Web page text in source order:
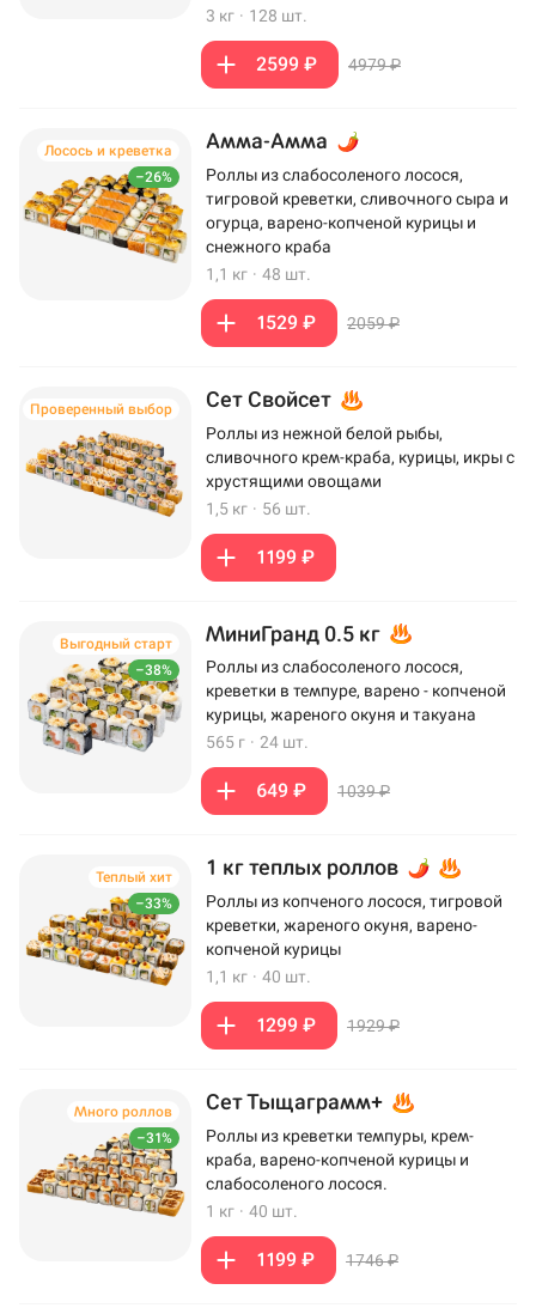
3 кг · 128 шт.
2599 ₽ 4979 ₽
–26%
Лосось и креветка Амма-Амма
Роллы из слабосоленого лосося,
тигровой креветки, сливочного сыра и
огурца, варено-копченой курицы и
снежного краба
1,1 кг · 48 шт.
1529 ₽ 2059 ₽
Проверенный выбор Сет Свойсет
Роллы из нежной белой рыбы,
сливочного крем-краба, курицы, икры с
хрустящими овощами
1,5 кг · 56 шт.
1199 ₽
–38%
Выгодный старт МиниГранд 0.5 кг
Роллы из слабосоленого лосося,
креветки в темпуре, варено - копченой
курицы, жареного окуня и такуана
565 г · 24 шт.
649 ₽ 1039 ₽
–33%
Теплый хит 1 кг теплых роллов
Роллы из копченого лосося, тигровой
креветки, жареного окуня, варено-
копченой курицы
1,1 кг · 40 шт.
1299 ₽ 1929 ₽
–31%
Много роллов Сет Тыщаграмм+
Роллы из креветки темпуры, крем-
краба, варено-копченой курицы и
слабосоленого лосося.
1 кг · 40 шт.
1199 ₽ 1746 ₽